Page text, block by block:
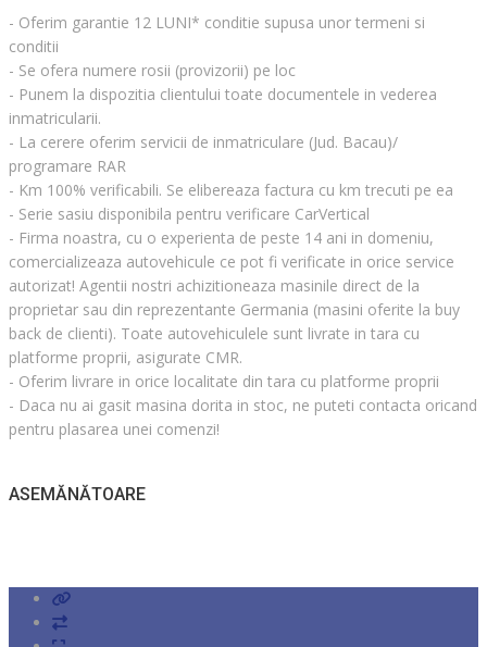
- Oferim garantie 12 LUNI* conditie supusa unor termeni si
conditii
- Se ofera numere rosii (provizorii) pe loc
- Punem la dispozitia clientului toate documentele in vederea
inmatricularii.
- La cerere oferim servicii de inmatriculare (Jud. Bacau)/
programare RAR
- Km 100% verificabili. Se elibereaza factura cu km trecuti pe ea
- Serie sasiu disponibila pentru verificare CarVertical
- Firma noastra, cu o experienta de peste 14 ani in domeniu,
comercializeaza autovehicule ce pot fi verificate in orice service
autorizat! Agentii nostri achizitioneaza masinile direct de la
proprietar sau din reprezentante Germania (masini oferite la buy
back de clienti). Toate autovehiculele sunt livrate in tara cu
platforme proprii, asigurate CMR.
- Oferim livrare in orice localitate din tara cu platforme proprii
- Daca nu ai gasit masina dorita in stoc, ne puteti contacta oricand
pentru plasarea unei comenzi!
ASEMĂNĂTOARE